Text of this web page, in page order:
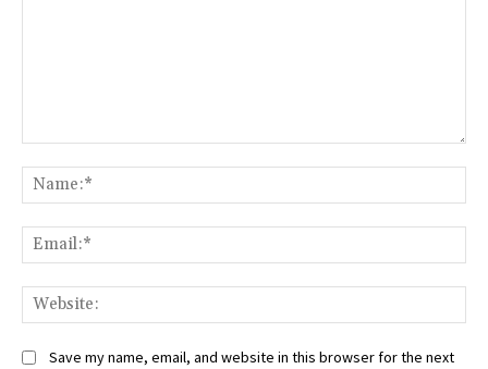
Save my name, email, and website in this browser for the next